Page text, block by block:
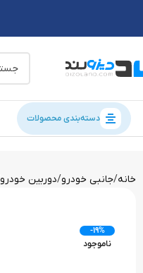
دسته‌بندی محصولات
خانه جانبی خودرو دوربین خودرو
-19%
ناموجود